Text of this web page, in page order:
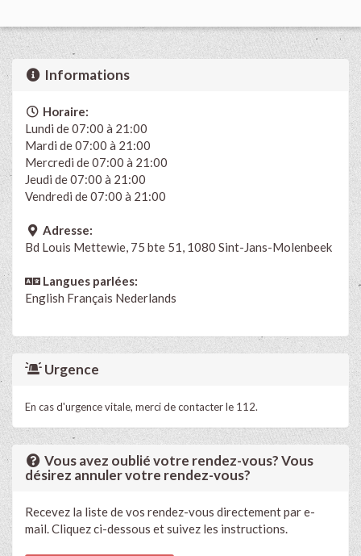
Informations
Horaire:
Lundi de 07:00 à 21:00
Mardi de 07:00 à 21:00
Mercredi de 07:00 à 21:00
Jeudi de 07:00 à 21:00
Vendredi de 07:00 à 21:00
Adresse:
Bd Louis Mettewie, 75 bte 51, 1080 Sint-Jans-Molenbeek
Langues parlées:
English Français Nederlands
Urgence
En cas d'urgence vitale, merci de contacter le 112.
Vous avez oublié votre rendez-vous? Vous
désirez annuler votre rendez-vous?
Recevez la liste de vos rendez-vous directement par e-
mail. Cliquez ci-dessous et suivez les instructions.